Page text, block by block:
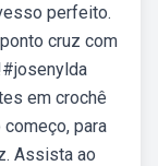
perfeito.
cruz com
em crochê
para
Assista ao